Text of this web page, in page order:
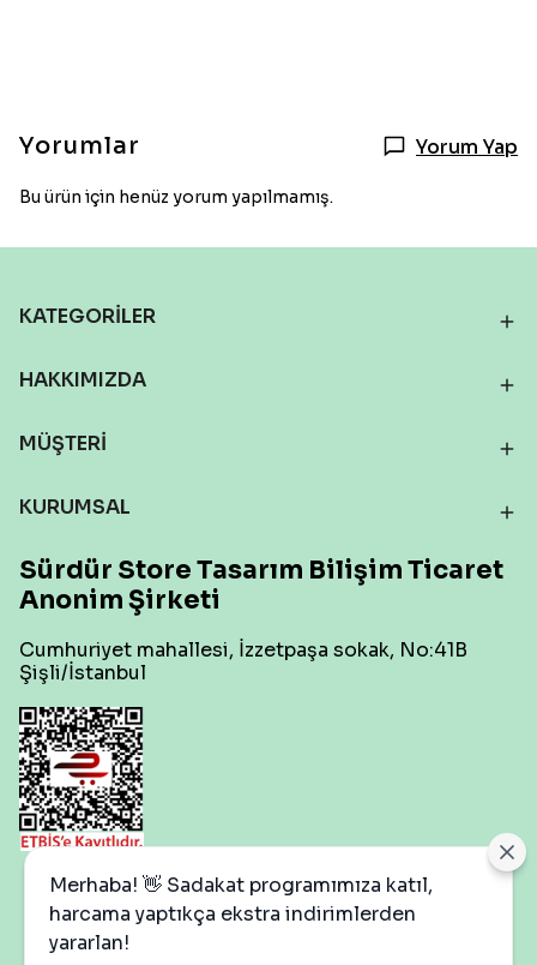
Yorumlar Yorum Yap
Bu ürün için henüz yorum yapılmamış.
KATEGORİLER
HAKKIMIZDA
MÜŞTERİ
KURUMSAL
Sürdür Store Tasarım Bilişim Ticaret
Anonim Şirketi
Cumhuriyet mahallesi, İzzetpaşa sokak, No:41B
Şişli/İstanbul
Merhaba! 👋 Sadakat programımıza katıl,
harcama yaptıkça ekstra indirimlerden
yararlan!